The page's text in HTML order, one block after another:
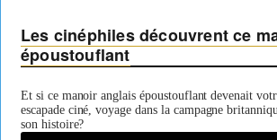
Les cinéphiles découvrent ce
époustouflant
Et si ce manoir anglais époustouflant devenait
escapade ciné, voyage dans la campagne
son histoire?